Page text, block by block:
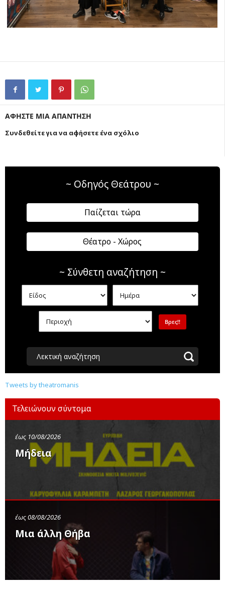
ΑΦΗΣΤΕ ΜΙΑ ΑΠΑΝΤΗΣΗ
Συνδεθείτε για να αφήσετε ένα σχόλιο
~ Οδηγός Θεάτρου ~
Παίζεται τώρα
Θέατρο - Χώρος
~ Σύνθετη αναζήτηση ~
Λεκτική αναζήτηση
Tweets by theatromanis
Τελειώνουν σύντομα
έως 10/08/2026
Μήδεια
έως 08/08/2026
Μια άλλη Θήβα